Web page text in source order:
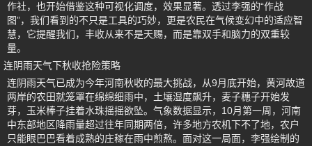
作社，也开始借鉴这种可视化调度，效果显著。透过李强的“作战
图”，我们看到的不只是工具的巧妙，更是农民在气候变幻中的适应智
慧，它提醒我们，丰收从来不是天赐，而是靠双手和脑力的双重较
量。
连阴雨天气下秋收抢险策略
连阴雨天气已成为今年河南秋收的最大挑战，从9月底开始，黄河故道
两岸的农田就笼罩在绵绵细雨中，土壤湿度飙升，麦子穗子开始发
芽，玉米棒子挂着水珠摇摇欲坠。气象数据显示，10月第一周，河南
中东部地区降雨量超过往年同期两倍，许多地方农机下不了地，农户
只能眼巴巴看着成熟的庄稼在雨中煎熬。面对这一局面，李强绘制的